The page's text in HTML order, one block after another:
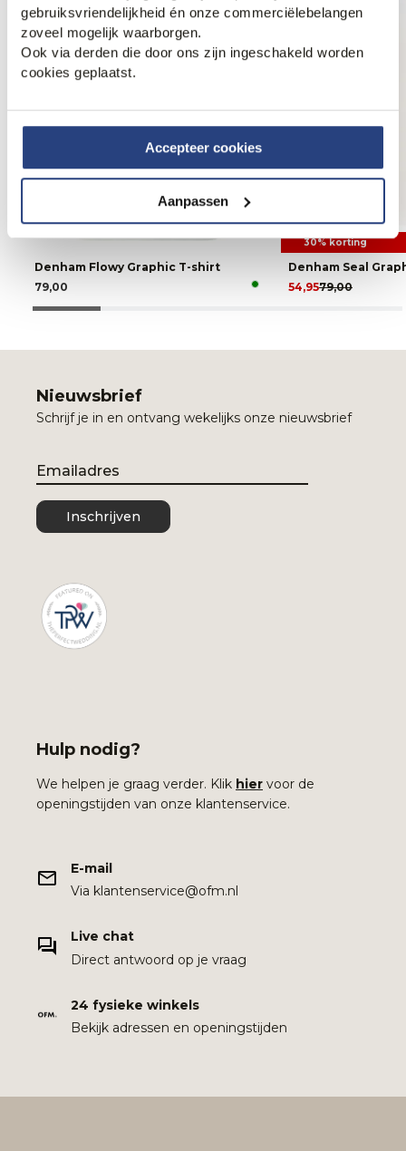
gebruiksvriendelijkheid én onze commerciëlebelangen
zoveel mogelijk waarborgen.
Ook via derden die door ons zijn ingeschakeld worden
cookies geplaatst.
Accepteer cookies
Aanpassen
Denham Flowy Graphic T-shirt
79,00
30% korting
Denham Seal
79,00
54,95
Nieuwsbrief
Schrijf je in en ontvang wekelijks onze nieuwsbrief
Email
Inschrijven
Hulp nodig?
We helpen je graag verder. Klik hier voor de
openingstijden van onze klantenservice.
E-mail
Via klantenservice@ofm.nl
Live chat
Direct antwoord op je vraag
24 fysieke winkels
Bekijk adressen en openingstijden